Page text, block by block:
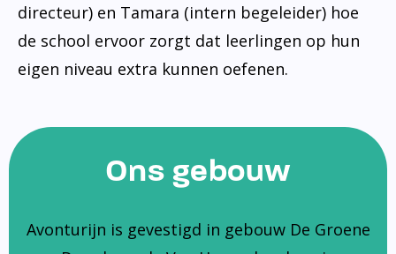
directeur) en Tamara (intern begeleider) hoe
de school ervoor zorgt dat leerlingen op hun
eigen niveau extra kunnen oefenen.
Ons gebouw
Avonturijn is gevestigd in gebouw De Groene